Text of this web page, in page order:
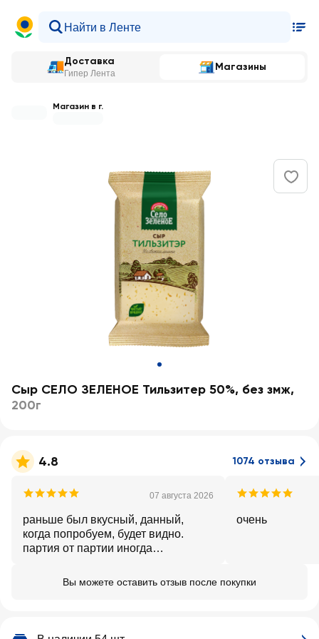
Доставка
Гипер Лента
Магазины
Магазин в г.
Сыр СЕЛО ЗЕЛЕНОЕ Тильзитер 50%, без змж,
200г
4.8 1074 отзыва
07 августа 2026
раньше был вкусный, данный,
когда попробуем, будет видно.
партия от партии иногда
очень
Вы можете оставить отзыв после покупки